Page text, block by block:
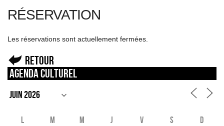
RÉSERVATION
Les réservations sont actuellement fermées.
Retour
Agenda culturel
L M M J V S D